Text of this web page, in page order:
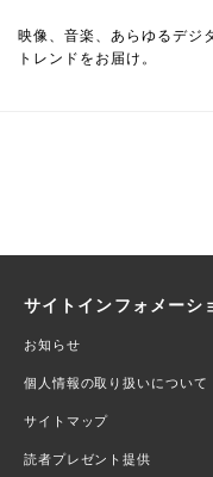
映像、音楽、あらゆるデジ
トレンドをお届け。
サイトインフォメーシ
お知らせ
個人情報の取り扱いについて
サイトマップ
読者プレゼント提供